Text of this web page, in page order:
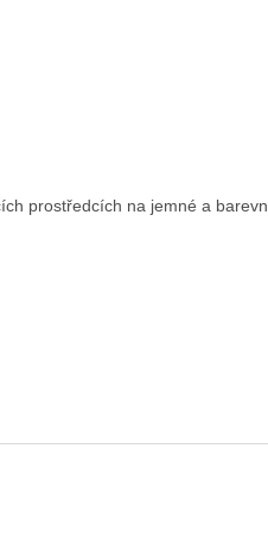
prostředcích na jemné a